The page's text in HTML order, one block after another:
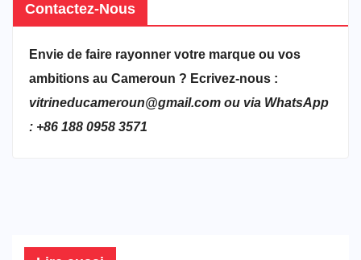
Contactez-Nous
Envie de faire rayonner votre marque ou vos
ambitions au Cameroun ? Ecrivez-nous :
vitrineducameroun@gmail.com ou via WhatsApp
: +86 188 0958 3571